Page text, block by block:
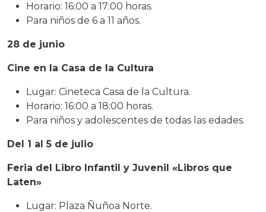
Horario: 16:00 a 17:00 horas.
Para niños de 6 a 11 años.
28 de junio
Cine en la Casa de la Cultura
Lugar: Cineteca Casa de la Cultura.
Horario: 16:00 a 18:00 horas.
Para niños y adolescentes de todas las edades.
Del 1 al 5 de julio
Feria del Libro Infantil y Juvenil «Libros que
Laten»
Lugar: Plaza Ñuñoa Norte.